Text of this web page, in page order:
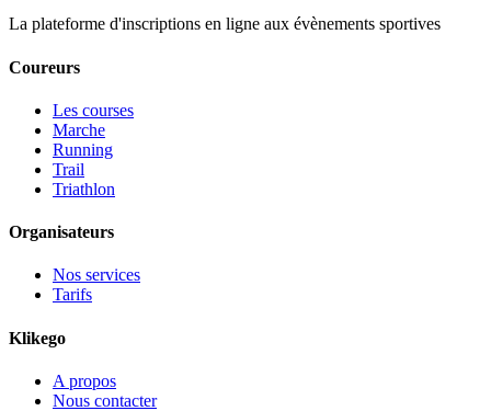
La plateforme d'inscriptions en ligne aux évènements sportives
Coureurs
Les courses
Marche
Running
Trail
Triathlon
Organisateurs
Nos services
Tarifs
Klikego
A propos
Nous contacter